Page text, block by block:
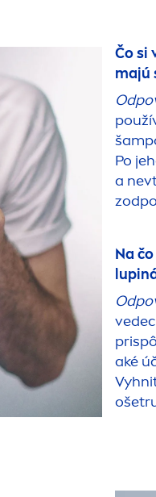
Čo si
majú
Po
a
Na
aké